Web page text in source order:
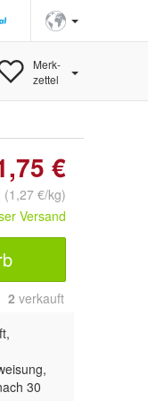
Merk-
zettel
€
€/kg)
Versand
2 verkauft
30